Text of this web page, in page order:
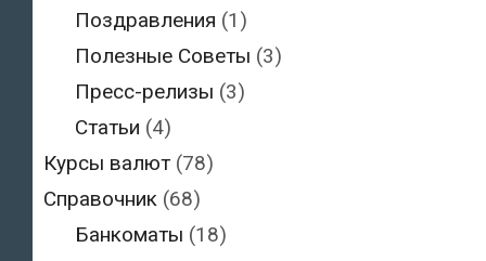
Поздравления (1)
Полезные Советы (3)
Пресс-релизы (3)
Статьи (4)
Курсы валют (78)
Справочник (68)
Банкоматы (18)